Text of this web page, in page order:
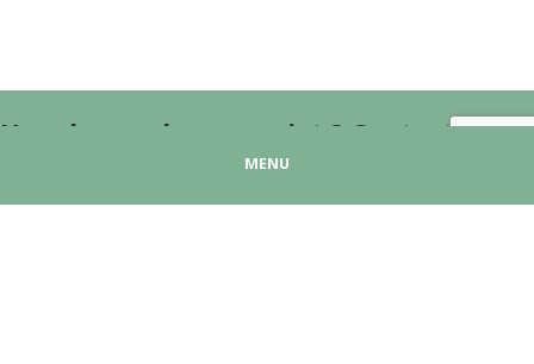
MENU
Une demande, un projet ? Contactez-